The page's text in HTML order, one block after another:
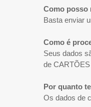
Como posso
Basta enviar
Como é
Seus dados
de
Por quanto
Os dados de